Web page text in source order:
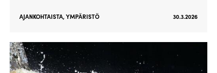
AJANKOHTAISTA,YMPÄRISTÖ 30.3.2026